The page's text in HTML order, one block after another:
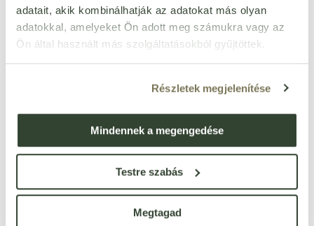
adatait, akik kombinálhatják az adatokat más olyan
adatokkal, amelyeket Ön adott meg számukra vagy az
Ön által használt más szolgáltatásokból gyűjtöttek.
Részletek megjelenítése
Mindennek a megengedése
Testre szabás
Megtagad
BioMenü bio maca-gyökér
por 250 g
Cikkszám: 45810
készleten
Organiqa bio maca
készleten